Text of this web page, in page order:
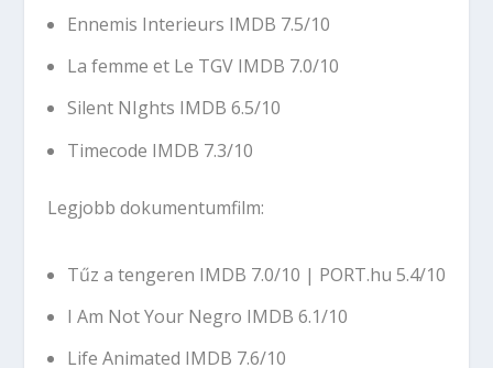
Ennemis Interieurs IMDB 7.5/10
La femme et Le TGV IMDB 7.0/10
Silent NIghts IMDB 6.5/10
Timecode IMDB 7.3/10
Legjobb dokumentumfilm:
Tűz a tengeren IMDB 7.0/10 | PORT.hu 5.4/10
I Am Not Your Negro IMDB 6.1/10
Life Animated IMDB 7.6/10